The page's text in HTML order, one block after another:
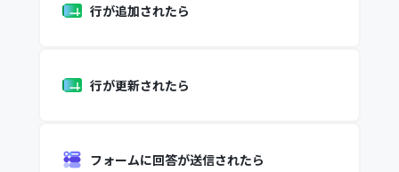
行が追加されたら
行が更新されたら
フォームに回答が送信されたら